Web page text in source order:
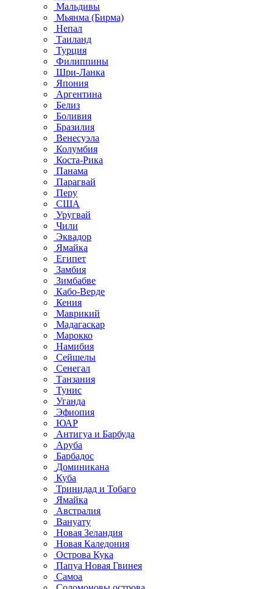
Мальдивы
Мьянма (Бирма)
Непал
Таиланд
Турция
Филиппины
Шри-Ланка
Япония
Аргентина
Белиз
Боливия
Бразилия
Венесуэла
Колумбия
Коста-Рика
Панама
Парагвай
Перу
США
Уругвай
Чили
Эквадор
Ямайка
Египет
Замбия
Зимбабве
Кабо-Верде
Кения
Маврикий
Мадагаскар
Марокко
Намибия
Сейшелы
Сенегал
Танзания
Тунис
Уганда
Эфиопия
ЮАР
Антигуа и Барбуда
Аруба
Барбадос
Доминикана
Куба
Тринидад и Тобаго
Ямайка
Австралия
Вануату
Новая Зеландия
Новая Каледония
Острова Кука
Папуа Новая Гвинея
Самоа